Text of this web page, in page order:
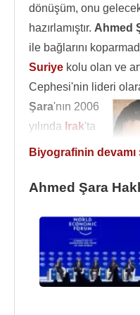
dönüşüm, onu
hazırlamıştır. Ahmed
ile bağlarını
Suriye kolu olan ve
Cephesi'nin lideri
Şara'nın 2006
yılında Irak'ta
ABD
güçleri
yakalandıktan
çekilmiş
fotoğrafı.
El-Kaide'den
cihatçı
yönetime
Biyografinin devamı
Ahmed Şara